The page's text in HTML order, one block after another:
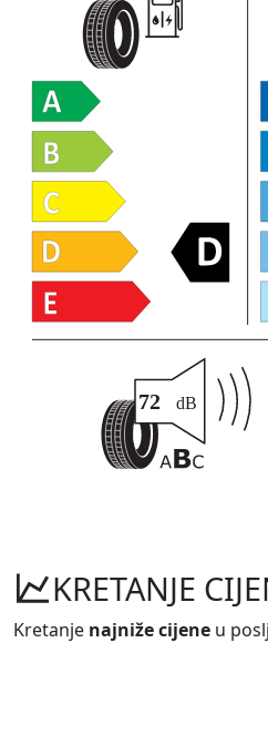
KRETANJE
Kretanje najniže cijene u